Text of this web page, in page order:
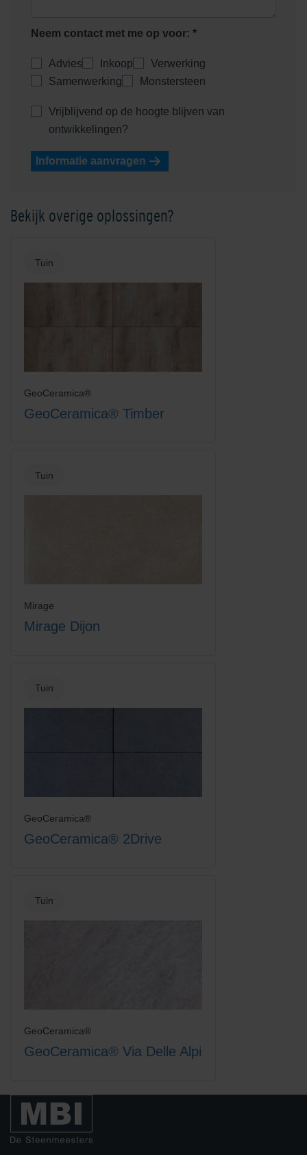
Neem contact met me op voor: *
Advies Inkoop
Verwerking
Samenwerking
Monstersteen
Vrijblijvend op de hoogte blijven van
ontwikkelingen?
Informatie aanvragen
Bekijk overige oplossingen?
Tuin
GeoCeramica®
GeoCeramica® Timber
Tuin
Mirage
Mirage Dijon
Tuin
GeoCeramica®
GeoCeramica® 2Drive
Tuin
GeoCeramica®
GeoCeramica® Via Delle Alpi